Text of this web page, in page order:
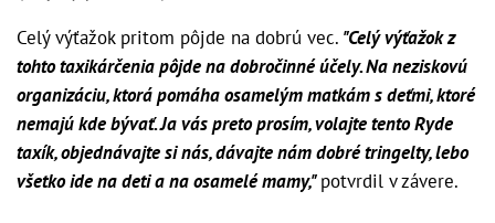
Celý výťažok pritom pôjde na dobrú vec. "Celý výťažok z
tohto taxikárčenia pôjde na dobročinné účely. Na neziskovú
organizáciu, ktorá pomáha osamelým matkám s deťmi, ktoré
nemajú kde bývať. Ja vás preto prosím, volajte tento Ryde
taxík, objednávajte si nás, dávajte nám dobré tringelty, lebo
všetko ide na deti a na osamelé mamy,"potvrdil v závere.